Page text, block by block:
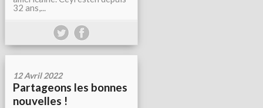
32 ans,...
12 Avril 2022
Partageons les bonnes
nouvelles !